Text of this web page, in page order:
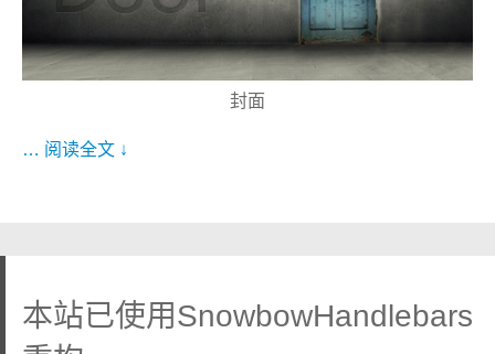
封面
… 阅读全文 ↓
本站已使用SnowbowHandlebars